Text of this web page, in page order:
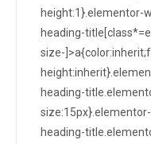
height:1}.elementor-
heading-
size-
heading-
heading-